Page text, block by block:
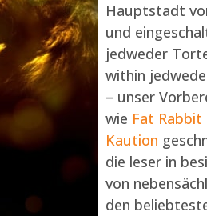
Hauptstadt
und
jedweder
within
– unser
wie Fat Rabbit
Kaution
die leser in
von
den